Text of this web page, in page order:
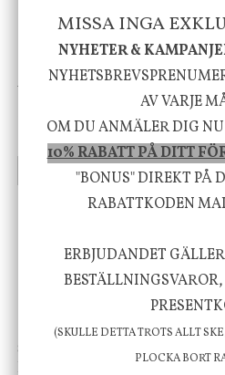
Vinställ för 6 flaskor, järn
avhämtning
845 kr
KÖP
Star Trading
MISSA INGA
NYHETER &
AV VARJE
OM DU ANMÄLER DIG
10% RABATT PÅ DITT
"BONUS" DIREKT PÅ
RABATTKODEN
ERBJUDANDET
(SKULLE DETTA TROTS ALLT
PLOCKA BORT